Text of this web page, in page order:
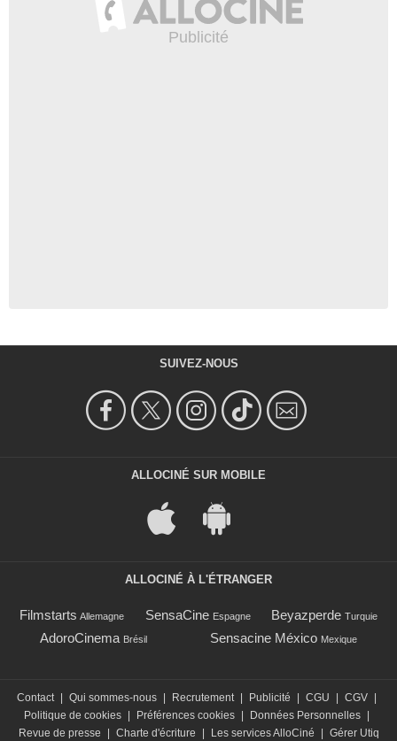
SUIVEZ-NOUS
ALLOCINÉ SUR MOBILE
ALLOCINÉ À L'ÉTRANGER
Filmstarts Allemagne SensaCine Espagne Beyazperde Turquie
AdoroCinema Brésil Sensacine México Mexique
Contact | Qui sommes-nous | Recrutement | Publicité | CGU | CGV |
Politique de cookies | Préférences cookies | Données Personnelles |
Revue de presse
| Charte d'écriture | Les services AlloCiné | Gérer Utiq